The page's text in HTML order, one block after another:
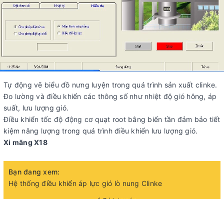
Tự động vẽ biểu đồ nưng luyện trong quá trình sản xuất clinke.
Đo lường và điều khiển các thông số như nhiệt độ gió hông, áp
suất, lưu lượng gió.
Điều khiển tốc độ động cơ quạt root bằng biến tần đảm bảo tiết
kiệm năng lượng trong quá trình điều khiển lưu lượng gió.
Xi măng X18
Bạn đang xem:
Hệ thống điều khiển áp lực gió lò nung Clinke